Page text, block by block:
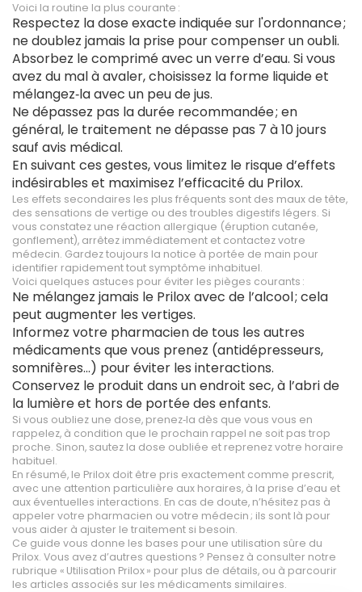
Voici la routine la plus courante :
Respectez la dose exacte indiquée sur l'ordonnance ;
ne doublez jamais la prise pour compenser un oubli.
Absorbez le comprimé avec un verre d’eau. Si vous
avez du mal à avaler, choisissez la forme liquide et
mélangez‑la avec un peu de jus.
Ne dépassez pas la durée recommandée ; en
général, le traitement ne dépasse pas 7 à 10 jours
sauf avis médical.
En suivant ces gestes, vous limitez le risque d’effets
indésirables et maximisez l’efficacité du Prilox.
Les effets secondaires les plus fréquents sont des maux de tête,
des sensations de vertige ou des troubles digestifs légers. Si
vous constatez une réaction allergique (éruption cutanée,
gonflement), arrêtez immédiatement et contactez votre
médecin. Gardez toujours la notice à portée de main pour
identifier rapidement tout symptôme inhabituel.
Voici quelques astuces pour éviter les pièges courants :
Ne mélangez jamais le Prilox avec de l’alcool ; cela
peut augmenter les vertiges.
Informez votre pharmacien de tous les autres
médicaments que vous prenez (antidépresseurs,
somnifères…) pour éviter les interactions.
Conservez le produit dans un endroit sec, à l’abri de
la lumière et hors de portée des enfants.
Si vous oubliez une dose, prenez‑la dès que vous vous en
rappelez, à condition que le prochain rappel ne soit pas trop
proche. Sinon, sautez la dose oubliée et reprenez votre horaire
habituel.
En résumé, le Prilox doit être pris exactement comme prescrit,
avec une attention particulière aux horaires, à la prise d’eau et
aux éventuelles interactions. En cas de doute, n’hésitez pas à
appeler votre pharmacien ou votre médecin ; ils sont là pour
vous aider à ajuster le traitement si besoin.
Ce guide vous donne les bases pour une utilisation sûre du
Prilox. Vous avez d’autres questions ? Pensez à consulter notre
rubrique « Utilisation Prilox » pour plus de détails, ou à parcourir
les articles associés sur les médicaments similaires.